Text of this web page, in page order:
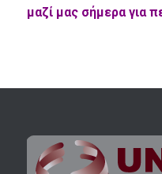
μαζί μας σήμερα για